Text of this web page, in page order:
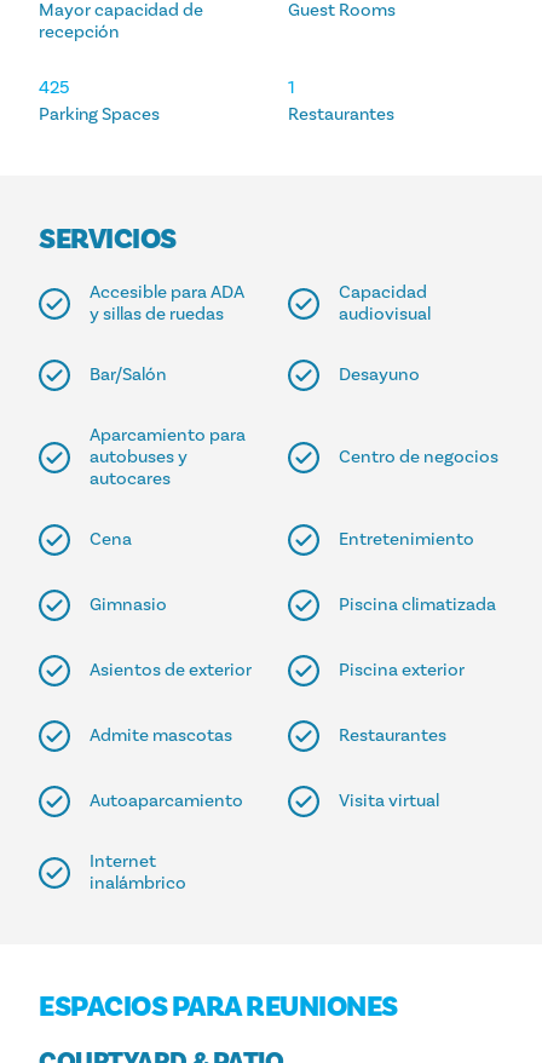
Mayor capacidad de
recepción
Guest Rooms
Parking Spaces
425
Restaurantes
1
SERVICIOS
Accesible para ADA
y sillas de ruedas
Capacidad
audiovisual
Bar/Salón Desayuno
Aparcamiento para
autobuses y
autocares
Centro de negocios
Cena Entretenimiento
Gimnasio Piscina climatizada
Asientos de exterior Piscina exterior
Admite mascotas Restaurantes
Autoaparcamiento Visita virtual
Internet
inalámbrico
ESPACIOS PARA REUNIONES